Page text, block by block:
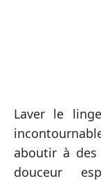
Laver le
aboutir à
douceur